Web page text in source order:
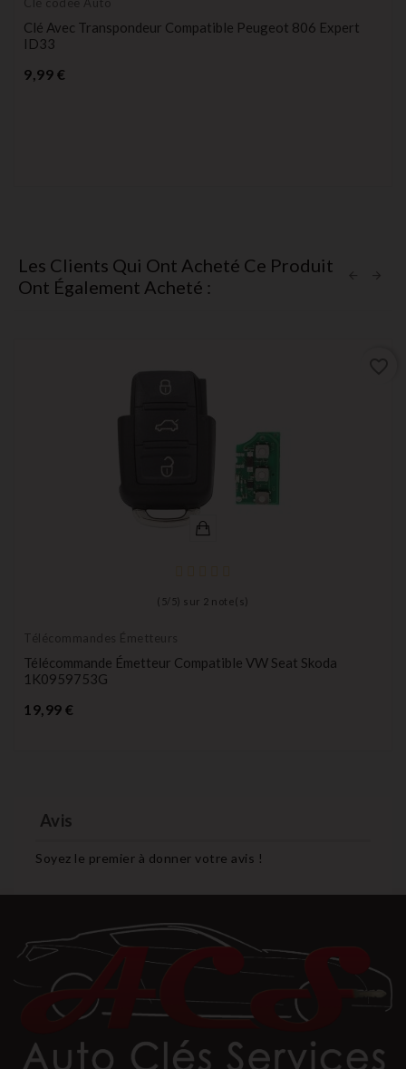
Clé codée Auto
Clé Avec Transpondeur Compatible Peugeot 806 Expert
ID33
9,99 €
Les Clients Qui Ont Acheté Ce Produit
Ont Également Acheté :
( 5/ 5) sur 2 note(s)
Télécommandes Émetteurs
Télécommande Émetteur Compatible VW Seat Skoda
1K0959753G
19,99 €
Avis
Soyez le premier à donner votre avis !